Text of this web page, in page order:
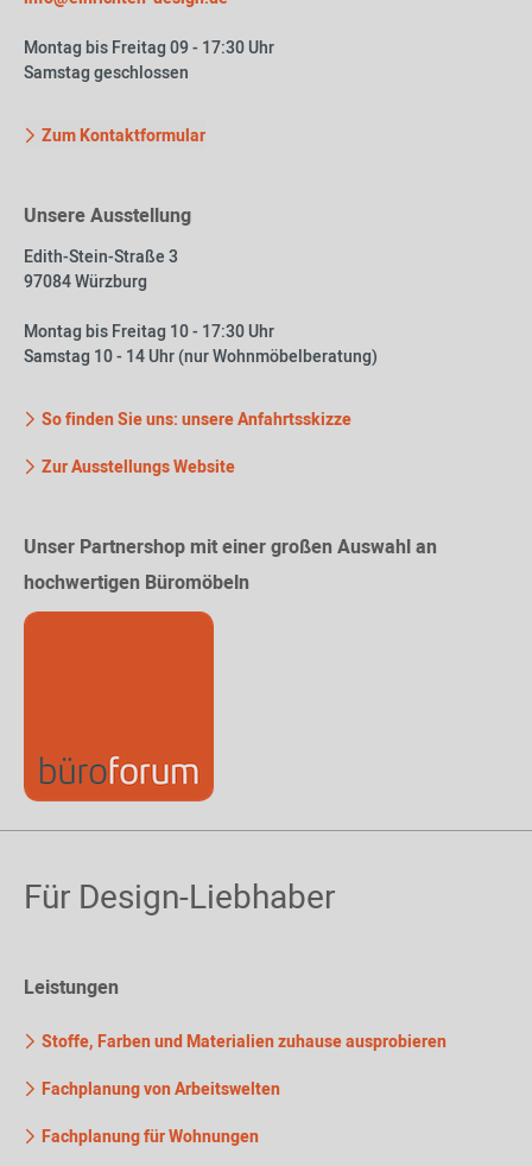
Montag bis Freitag 09 - 17:30 Uhr
Samstag geschlossen
Zum Kontaktformular
Unsere Ausstellung
Edith-Stein-Straße 3
97084 Würzburg
Montag bis Freitag 10 - 17:30 Uhr
Samstag 10 - 14 Uhr (nur Wohnmöbelberatung)
So finden Sie uns: unsere Anfahrtsskizze
Zur Ausstellungs Website
Unser Partnershop mit einer großen Auswahl an
hochwertigen Büromöbeln
Für Design-Liebhaber
Leistungen
Stoffe, Farben und Materialien zuhause ausprobieren
Fachplanung von Arbeitswelten
Fachplanung für Wohnungen